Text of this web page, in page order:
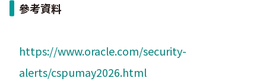
參考資料
https://www.oracle.com/security-
alerts/cspumay2026.html